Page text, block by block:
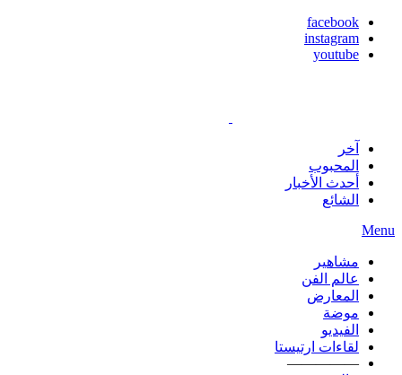
facebook
instagram
youtube
آخر
المحبوب
أحدث الأخبار
الشائع
Menu
مشاهير
عالم الفن
المعارض
موضة
الفيديو
لقاءات ارتيستا
—————